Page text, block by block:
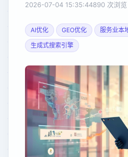
2026-07-04 15:35:44890 次浏览
AI优化 GEO优化 服务业本
生成式搜索引擎